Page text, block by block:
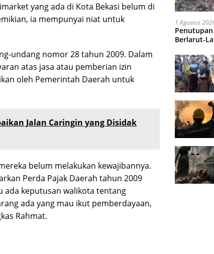
yang ada di Kota Bekasi belum di
ia mempunyai niat untuk
undang nomor 28 tahun 2009. Dalam
atas jasa atau pemberian izin
oleh Pemerintah Daerah untuk
Jalan Caringin yang Disidak
belum melakukan kewajibannya.
Perda Pajak Daerah tahun 2009
ada keputusan walikota tentang
ada yang mau ikut pemberdayaan,
Rahmat.
1 Agustus
Penutupan
Berlarut-